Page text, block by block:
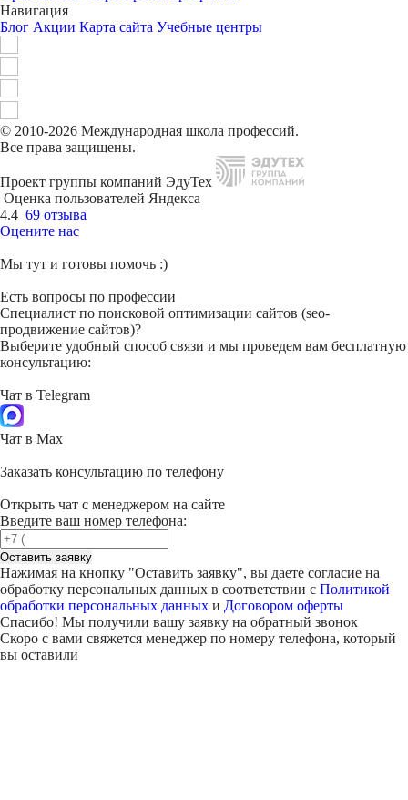
Навигация
Блог Акции Карта сайта Учебные центры
© 2010-2026 Международная школа профессий.
Все права защищены.
Проект группы компаний ЭдуТех
Оценка пользователей Яндекса
4.4 69 отзыва
Оцените нас
Мы тут и готовы помочь :)
Есть вопросы по профессии
Специалист по поисковой оптимизации сайтов (seo-
продвижение сайтов)?
Выберите удобный способ связи и мы проведем вам бесплатную
консультацию:
Чат в Telegram
Чат в Max
Заказать консультацию по телефону
Открыть чат с менеджером на сайте
Введите ваш номер телефона:
Оставить заявку
Нажимая на кнопку "Оставить заявку", вы даете согласие на
обработку персональных данных в соответствии с Политикой
обработки персональных данных и Договором оферты
Спасибо! Мы получили вашу заявку на обратный звонок
Скоро с вами свяжется менеджер по номеру телефона, который
вы оставили